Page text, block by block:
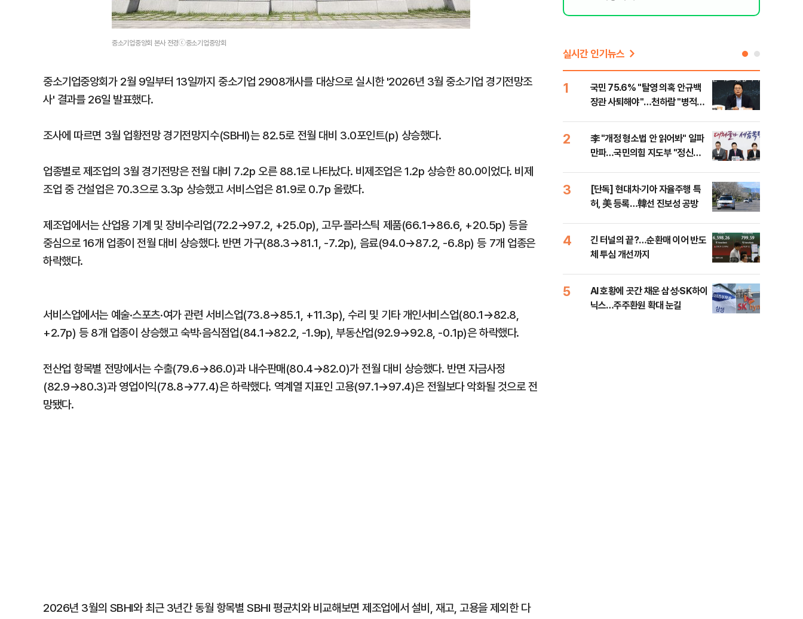
중소기업중앙회 본사 전경ⓒ중소기업중앙회
중소기업중앙회가 2월 9일부터 13일까지 중소기업 2908개사를 대상으로 실시한 '2026년 3월 중소기업 경기전망조
사' 결과를 26일 발표했다.
조사에 따르면 3월 업황전망 경기전망지수(SBHI)는 82.5로 전월 대비 3.0포인트(p) 상승했다.
업종별로 제조업의 3월 경기전망은 전월 대비 7.2p 오른 88.1로 나타났다. 비제조업은 1.2p 상승한 80.0이었다. 비제
조업 중 건설업은 70.3으로 3.3p 상승했고 서비스업은 81.9로 0.7p 올랐다.
제조업에서는 산업용 기계 및 장비수리업(72.2→97.2, +25.0p), 고무·플라스틱 제품(66.1→86.6, +20.5p) 등을
중심으로 16개 업종이 전월 대비 상승했다. 반면 가구(88.3→81.1, -7.2p), 음료(94.0→87.2, -6.8p) 등 7개 업종은
하락했다.
서비스업에서는 예술·스포츠·여가 관련 서비스업(73.8→85.1, +11.3p), 수리 및 기타 개인서비스업(80.1→82.8,
+2.7p) 등 8개 업종이 상승했고 숙박·음식점업(84.1→82.2, -1.9p), 부동산업(92.9→92.8, -0.1p)은 하락했다.
전산업 항목별 전망에서는 수출(79.6→86.0)과 내수판매(80.4→82.0)가 전월 대비 상승했다. 반면 자금사정
(82.9→80.3)과 영업이익(78.8→77.4)은 하락했다. 역계열 지표인 고용(97.1→97.4)은 전월보다 악화될 것으로 전
망됐다.
2026년 3월의 SBHI와 최근 3년간 동월 항목별 SBHI 평균치와 비교해보면 제조업에서 설비, 재고, 고용을 제외한 다
실시간 인기뉴스
1
국민 75.6% "탈영 의혹 안규백
장관 사퇴해야"…천하람 "병적기
2
李 "개정 형소법 안 읽어봐" 일파
만파…국민의힘 지도부 "정신세
3
[단독] 현대차·기아 자율주행 특
허, 美 등록…韓선 진보성 공방
4
긴 터널의 끝?…순환매 이어 반도
체 투심 개선까지
5
AI 호황에 곳간 채운 삼성·SK하이
닉스…주주환원 확대 눈길